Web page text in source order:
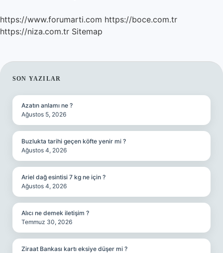
Hakkımızda
https://www.forumarti.com https://boce.com.tr
https://niza.com.tr Sitemap
SIDEBAR
SON YAZILAR
Azatın anlamı ne ?
Ağustos 5, 2026
Buzlukta tarihi geçen köfte yenir mi ?
Ağustos 4, 2026
Ariel dağ esintisi 7 kg ne için ?
Ağustos 4, 2026
Alıcı ne demek iletişim ?
Temmuz 30, 2026
Ziraat Bankası kartı eksiye düşer mi ?